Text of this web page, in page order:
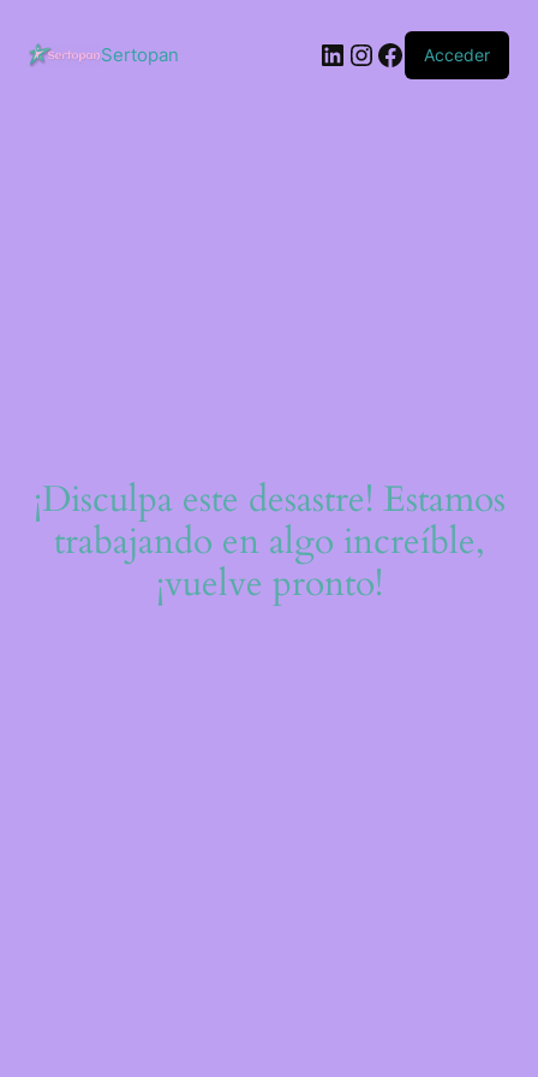
contenido
Sertopan LinkedIn
Instagram
Facebook
Acceder
¡Disculpa este desastre! Estamos
trabajando en algo increíble,
¡vuelve pronto!